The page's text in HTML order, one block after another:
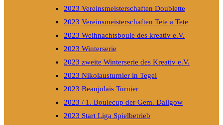
2023 Vereinsmeisterschaften Doublette
2023 Vereinsmeisterschaften Tete a Tete
2023 Weihnachtsboule des kreativ e.V.
2023 Winterserie
2023 zweite Winterserie des Kreativ e.V.
2023 Nikolausturnier in Tegel
2023 Beaujolais Turnier
2023 / 1. Boulecup der Gem. Dallgow
2023 Start Liga Spielbetrieb